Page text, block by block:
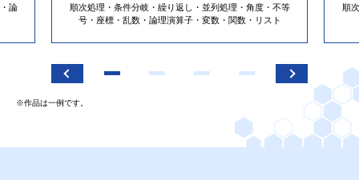
論
順次処理・条件分岐・繰り返し・並列処理・角度・不等
号・座標・乱数・論理演算子・変数・関数・リスト
順
※作品は一例です。